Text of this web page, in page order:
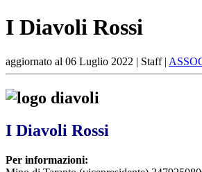
I Diavoli Rossi
aggiornato al 06 Luglio 2022 | Staff |
I Diavoli Rossi
Per informazioni: